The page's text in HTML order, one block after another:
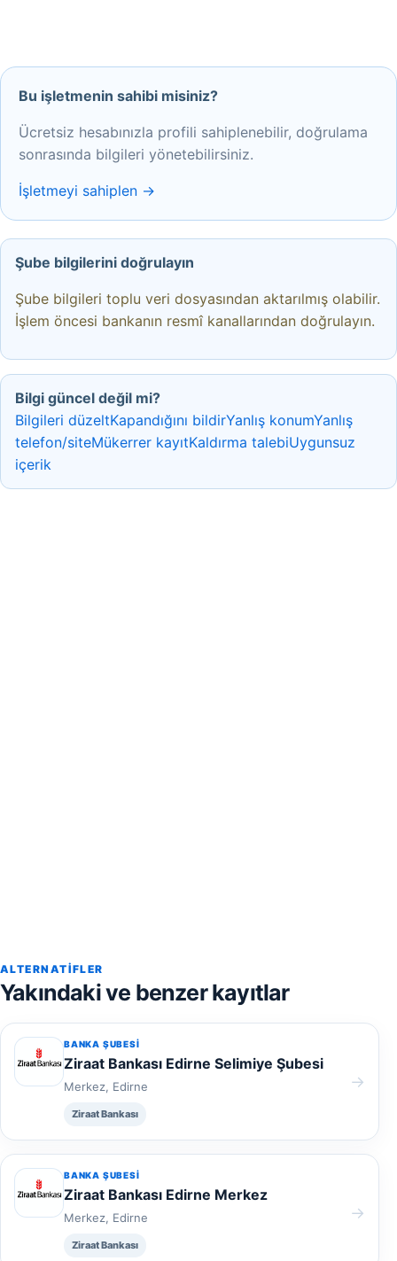
Bu işletmenin sahibi misiniz?
Ücretsiz hesabınızla profili sahiplenebilir, doğrulama
sonrasında bilgileri yönetebilirsiniz.
İşletmeyi sahiplen →
Şube bilgilerini doğrulayın
Şube bilgileri toplu veri dosyasından aktarılmış olabilir.
İşlem öncesi bankanın resmî kanallarından doğrulayın.
Bilgi güncel değil mi?
Bilgileri düzeltKapandığını bildirYanlış konumYanlış
telefon/siteMükerrer kayıtKaldırma talebiUygunsuz
içerik
ALTERNATIFLER
Yakındaki ve benzer kayıtlar
BANKA ŞUBESI
Ziraat Bankası Edirne Selimiye Şubesi
Merkez, Edirne
Ziraat Bankası
→
BANKA ŞUBESI
Ziraat Bankası Edirne Merkez
Merkez, Edirne
Ziraat Bankası
→